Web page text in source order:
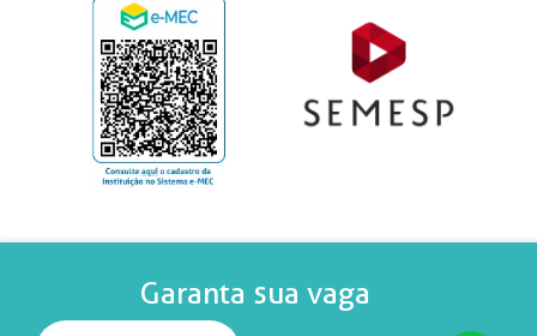
Garanta sua vaga
© 2024 - Real e Benemérita Associação Portuguesa de Beneficência -
Todos os direitos reservados